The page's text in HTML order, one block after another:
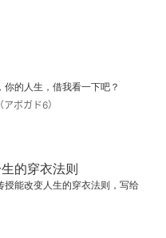
的人生，借我看一下吧？
ボガド6）
的穿衣法则
授能改变人生的穿衣法则，写给